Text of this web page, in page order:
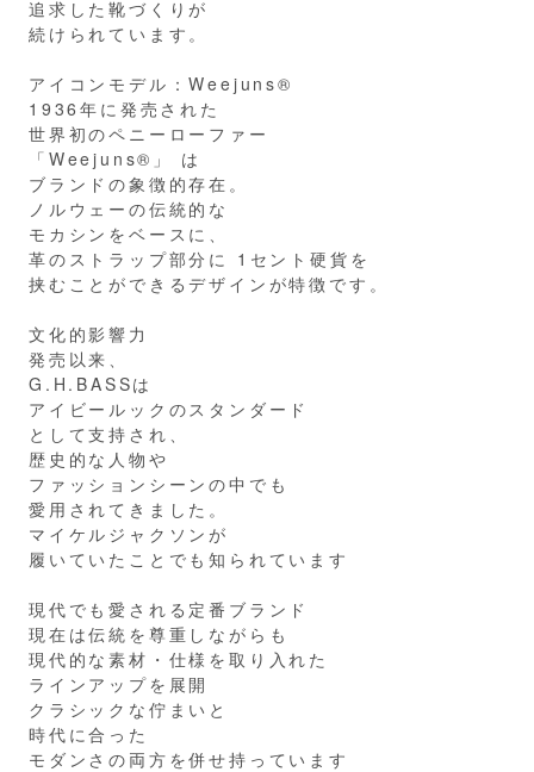
追求した靴づくりが
続けられています。
アイコンモデル：Weejuns®
1936年に発売された
世界初のペニーローファー
「Weejuns®」 は
ブランドの象徴的存在。
ノルウェーの伝統的な
モカシンをベースに、
革のストラップ部分に 1セント硬貨を
挟むことができるデザインが特徴です。
文化的影響力
発売以来、
G.H.BASSは
アイビールックのスタンダード
として支持され、
歴史的な人物や
ファッションシーンの中でも
愛用されてきました。
マイケルジャクソンが
履いていたことでも知られています
現代でも愛される定番ブランド
現在は伝統を尊重しながらも
現代的な素材・仕様を取り入れた
ラインアップを展開
クラシックな佇まいと
時代に合った
モダンさの両方を併せ持っています